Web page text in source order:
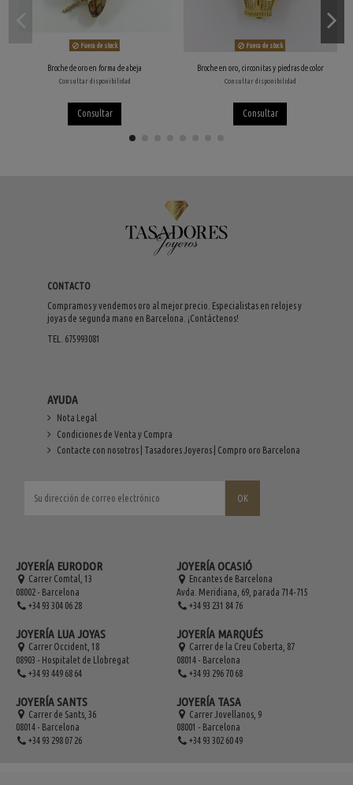
Fuera de stock
Broche de oro en forma de abeja
Consultar disponibilidad
Consultar
Fuera de stock
Broche en oro, circonitas y piedras de color
Consultar disponibilidad
Consultar
CONTACTO
Compramos y vendemos oro al mejor precio. Especialistas en relojes y
joyas de segunda mano en Barcelona. ¡Contáctenos!
TEL. 675993081
AYUDA
Nota Legal
Condiciones de Venta y Compra
Contacte con nosotros | Tasadores Joyeros | Compro oro Barcelona
JOYERÍA EURODOR
Carrer Comtal, 13
08002 - Barcelona
+34 93 304 06 28
JOYERÍA LUA JOYAS
Carrer Occident, 18
08903 - Hospitalet de Llobregat
+34 93 449 68 64
JOYERÍA SANTS
Carrer de Sants, 36
08014 - Barcelona
+34 93 298 07 26
JOYERÍA OCASIÓ
Encantes de Barcelona
Avda. Meridiana, 69, parada 714-715
+34 93 231 84 76
JOYERÍA MARQUÉS
Carrer de la Creu Coberta, 87
08014 - Barcelona
+34 93 296 70 68
JOYERÍA TASA
Carrer Jovellanos, 9
08001 - Barcelona
+34 93 302 60 49